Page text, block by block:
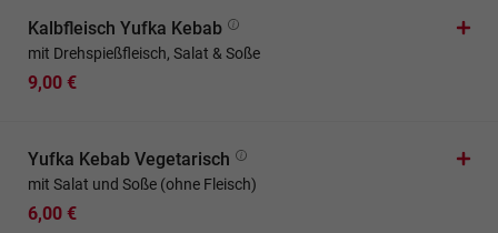
Kalbfleisch Yufka Kebab
mit Drehspießfleisch, Salat & Soße
9,00 €
Yufka Kebab Vegetarisch
mit Salat und Soße (ohne Fleisch)
6,00 €